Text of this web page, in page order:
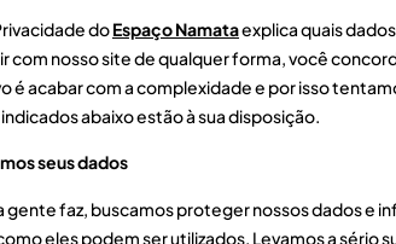
doEspaço Namataexplica quais
com nosso site de qualquer forma, você
é acabar com a complexidade e por isso
abaixo estão à sua disposição.
seus dados
gente faz, buscamos proteger nossos dados e
eles podem ser utilizados. Levamos a sério